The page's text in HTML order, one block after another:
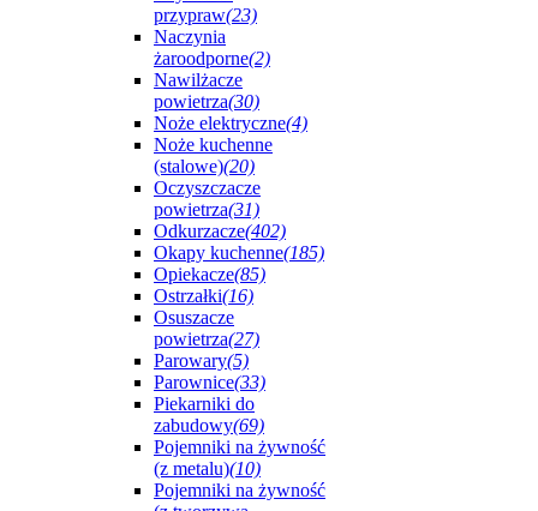
przypraw(23)
Naczynia
żaroodporne(2)
Nawilżacze
powietrza(30)
Noże elektryczne(4)
Noże kuchenne
(stalowe)(20)
Oczyszczacze
powietrza(31)
Odkurzacze(402)
Okapy kuchenne(185)
Opiekacze(85)
Ostrzałki(16)
Osuszacze
powietrza(27)
Parowary(5)
Parownice(33)
Piekarniki do
zabudowy(69)
Pojemniki na żywność
(z metalu)(10)
Pojemniki na żywność